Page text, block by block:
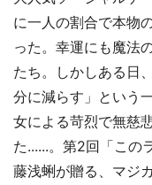
に一人の割合で本物
った。幸運にも魔法
たち。しかしある日
分に減らす」という
女による苛烈で無慈
た......。第2回「この
藤浅蜊が贈る、マジ